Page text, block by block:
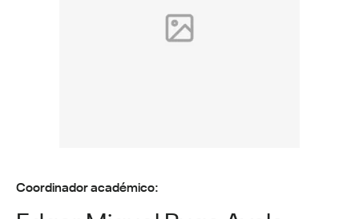
Coordinador académico: